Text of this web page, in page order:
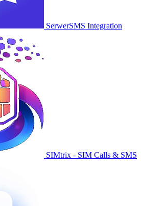
SerwerSMS Integration
SIMtrix - SIM Calls & SMS